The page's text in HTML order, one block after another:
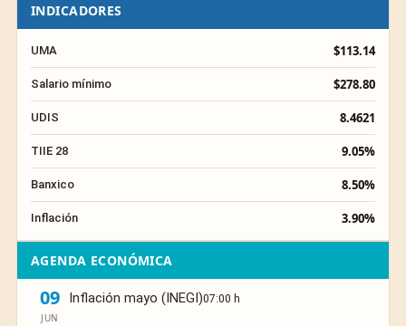
INDICADORES
UMA $113.14
Salario mínimo $278.80
UDIS 8.4621
TIIE 28 9.05%
Banxico 8.50%
Inflación 3.90%
AGENDA ECONÓMICA
09
JUN
Inflación mayo (INEGI)07:00 h